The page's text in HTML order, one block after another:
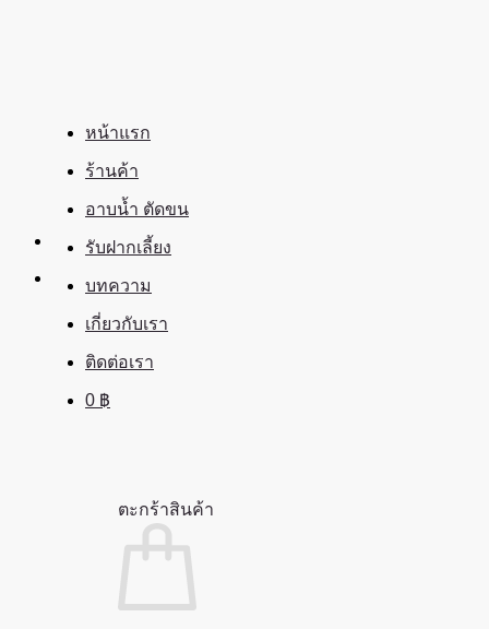
หน้าแรก
ร้านค้า
อาบน้ำ ตัดขน
รับฝากเลี้ยง
บทความ
เกี่ยวกับเรา
ติดต่อเรา
0 ฿
ตะกร้าสินค้า